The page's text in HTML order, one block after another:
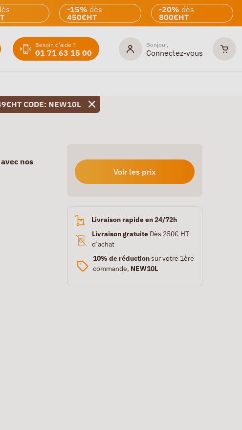
-15% dès
450€HT
-20% dès
800€HT
Besoin d'aide ?
01 71 63 15 00
Bonjour,
Connectez-vous
CODE: NEW10L
nos
Voir les prix
Livraison rapide en 24/72h
Livraison gratuiteDès 250€ HT
d’achat
10% de réductionsur votre 1ère
commande, NEW10L